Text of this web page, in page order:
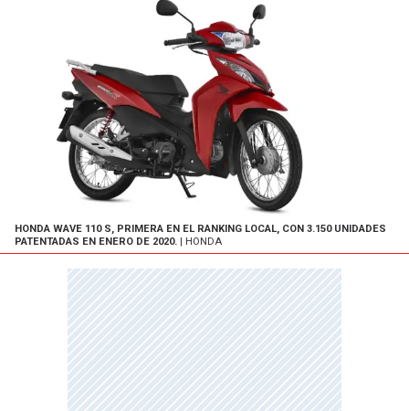
HONDA WAVE 110 S, PRIMERA EN EL RANKING LOCAL, CON 3.150 UNIDADES
PATENTADAS EN ENERO DE 2020. | HONDA